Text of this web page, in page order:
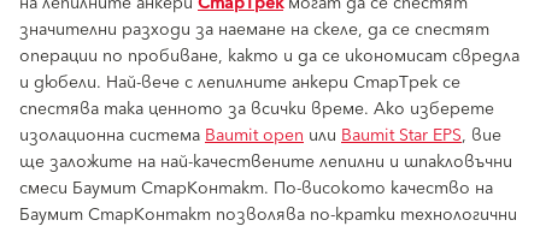
значителни разходи за наемане на скеле, да се спестят
операции по пробиване, както и да се икономисат свредла
и дюбели. Най-вече с лепилните анкери СтарТрек се
спестява така ценното за всички време. Ако изберете
изолационна системаBaumit open или Baumit Star EPS, вие
ще заложите на най-качествените лепилни и шпакловъчни
смеси Баумит СтарКонтакт. По-високото качество на
Баумит СтарКонтакт позволява по-кратки технологични